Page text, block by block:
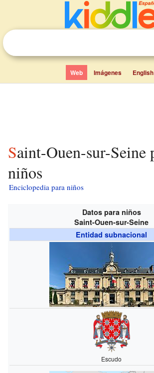
Web Imágenes English
Saint-Ouen-sur-Seine para
niños
Enciclopedia para niños
Datos para niños
Saint-Ouen-sur-Seine
Entidad subnacional
Escudo